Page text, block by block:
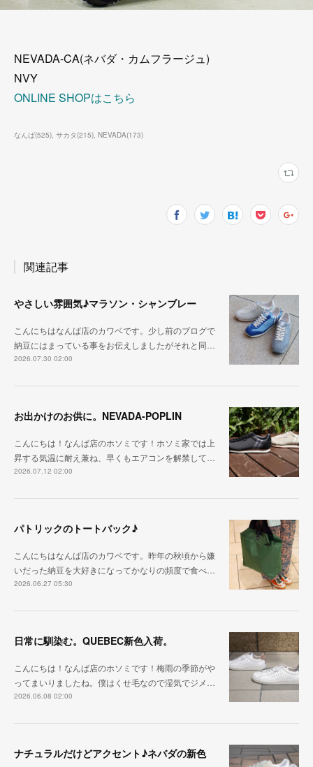
NEVADA-CA(ネバダ・カムフラージュ)
NVY
ONLINE SHOPはこちら
なんば(525) サカタ(215) NEVADA(173)
関連記事
やさしい雰囲気♪マラソン・シャンブレー
こんにちはなんば店のカワベです。少し前のブログで
納豆にはまっている事をお伝えしましたがそれと同…
2026.07.30 02:00
お出かけのお供に。NEVADA-POPLIN
こんにちは！なんば店のホソミです！ホソミ家では上
昇する気温に耐え兼ね、早くもエアコンを解禁して…
2026.07.12 02:00
パトリックのトートバック♪
こんにちはなんば店のカワベです。昨年の秋頃から嫌
いだった納豆を大好きになってかなりの頻度で食べ…
2026.06.27 05:30
日常に馴染む。QUEBEC新色入荷。
こんにちは！なんば店のホソミです！梅雨の季節がや
ってまいりましたね。僕はくせ毛なので湿気でジメ…
2026.06.08 02:00
ナチュラルだけどアクセント♪ネバダの新色